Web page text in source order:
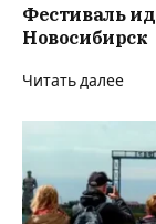
Фестиваль
Новосибирск
Читать далее